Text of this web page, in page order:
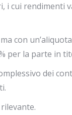
cui rendimenti
con
per la parte in
dei